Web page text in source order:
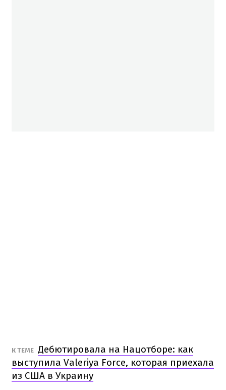
К ТЕМЕ Дебютировала на Нацотборе: как
выступила Valeriya Force, которая приехала
из США в Украину